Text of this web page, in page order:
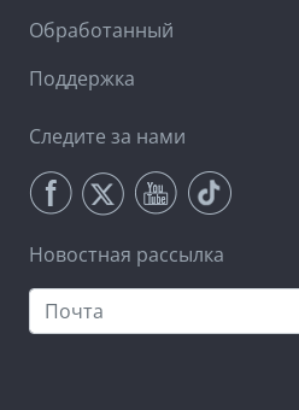
Обработанный
Поддержка
Следите за нами
Новостная рассылка